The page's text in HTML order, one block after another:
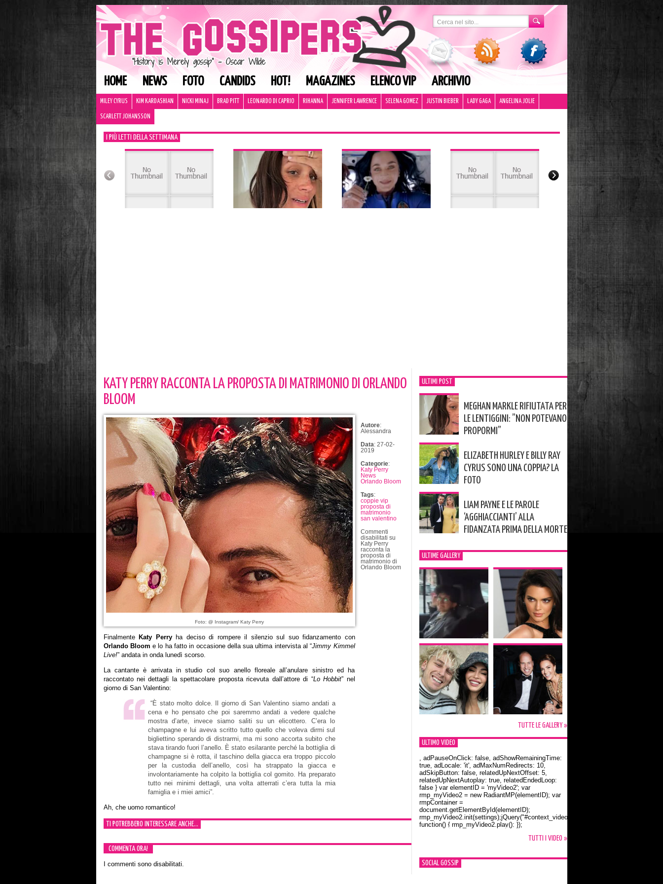
HOME NEWS FOTO CANDIDS HOT! MAGAZINES ELENCO VIP ARCHIVIO
MILEY CYRUS KIM KARDASHIAN NICKI MINAJ BRAD PITT LEONARDO DI CAPRIO RIHANNA JENNIFER LAWRENCE SELENA GOMEZ JUSTIN BIEBER LADY GAGA ANGELINA JOLIE
SCARLETT JOHANSSON
I PIÙ LETTI DELLA SETTIMANA
KATY PERRY RACCONTA LA PROPOSTA DI MATRIMONIO DI ORLANDO
BLOOM
Foto: @ Instagram/ Katy Perry
Finalmente Katy Perryha deciso di rompere il silenzio sul suo fidanzamento con
Orlando Bloom e lo ha fatto in occasione della sua ultima intervista al “Jimmy Kimmel
Live!” andata in onda lunedì scorso.
La cantante è arrivata in studio col suo anello floreale all’anulare sinistro ed ha
raccontato nei dettagli la spettacolare proposta ricevuta dall’attore di “Lo Hobbit” nel
giorno di San Valentino:
“È stato molto dolce. Il giorno di San Valentino siamo andati a
cena e ho pensato che poi saremmo andati a vedere qualche
mostra d’arte, invece siamo saliti su un elicottero. C’era lo
champagne e lui aveva scritto tutto quello che voleva dirmi sul
bigliettino sperando di distrarmi, ma mi sono accorta subito che
stava tirando fuori l’anello. È stato esilarante perché la bottiglia di
champagne si è rotta, il taschino della giacca era troppo piccolo
per la custodia dell’anello, così ha strappato la giacca e
involontariamente ha colpito la bottiglia col gomito. Ha preparato
tutto nei minimi dettagli, una volta atterrati c’era tutta la mia
famiglia e i miei amici”.
Ah, che uomo romantico!
Autore:
Alessandra
Data: 27-02-
2019
Categorie:
Katy Perry
News
Orlando Bloom
Tags:
coppie vip
proposta di
matrimonio
san valentino
Commenti
disabilitati su
Katy Perry
racconta la
proposta di
matrimonio di
Orlando Bloom
TI POTREBBERO INTERESSARE ANCHE...
COMMENTA ORA!
I commenti sono disabilitati.
ULTIMI POST
MEGHAN MARKLE RIFIUTATA PER
LE LENTIGGINI: ”NON POTEVANO
PROPORMI”
ELIZABETH HURLEY E BILLY RAY
CYRUS SONO UNA COPPIA? LA
FOTO
LIAM PAYNE E LE PAROLE
‘AGGHIACCIANTI’ ALLA
FIDANZATA PRIMA DELLA MORTE
ULTIME GALLERY
TUTTE LE GALLERY »
ULTIMO VIDEO
Orlando Bloom e la t-shirt dedicata a Flynn
, adPauseOnClick: false, adShowRemainingTime:
true, adLocale: 'it', adMaxNumRedirects: 10,
adSkipButton: false, relatedUpNextOffset: 5,
relatedUpNextAutoplay: true, relatedEndedLoop:
false } var elementID = 'myVideo2'; var
rmp_myVideo2 = new RadiantMP(elementID); var
rmpContainer =
document.getElementById(elementID);
rmp_myVideo2.init(settings);jQuery("#context_video2").one("mouseover",
function() { rmp_myVideo2.play(); });
TUTTI I VIDEO »
SOCIAL GOSSIP